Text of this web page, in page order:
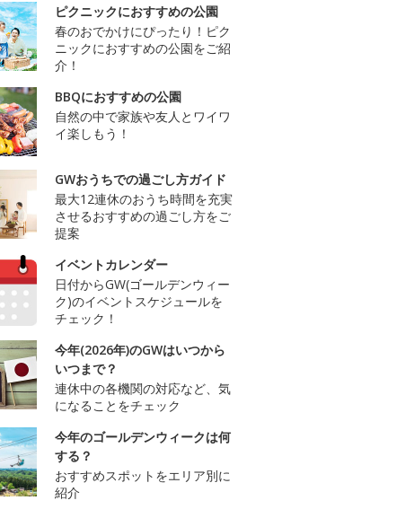
ピクニックにおすすめの公園
春のおでかけにぴったり！ピク
ニックにおすすめの公園をご紹
介！
BBQにおすすめの公園
自然の中で家族や友人とワイワ
イ楽しもう！
GWおうちでの過ごし方ガイド
最大12連休のおうち時間を充実
させるおすすめの過ごし方をご
提案
イベントカレンダー
日付からGW(ゴールデンウィー
ク)のイベントスケジュールを
チェック！
今年(2026年)のGWはいつから
いつまで？
連休中の各機関の対応など、気
になることをチェック
今年のゴールデンウィークは何
する？
おすすめスポットをエリア別に
紹介